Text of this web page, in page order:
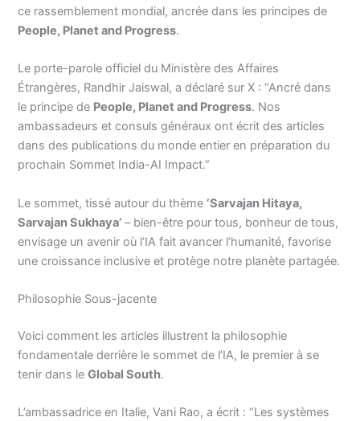
ce rassemblement mondial, ancrée dans les principes de
People, Planet and Progress.
Le porte-parole officiel du Ministère des Affaires
Étrangères, Randhir Jaiswal, a déclaré sur X : “Ancré dans
le principe de People, Planet and Progress. Nos
ambassadeurs et consuls généraux ont écrit des articles
dans des publications du monde entier en préparation du
prochain Sommet India-AI Impact.”
Le sommet, tissé autour du thème ‘Sarvajan Hitaya,
Sarvajan Sukhaya’ – bien-être pour tous, bonheur de tous,
envisage un avenir où l’IA fait avancer l’humanité, favorise
une croissance inclusive et protège notre planète partagée.
Philosophie Sous-jacente
Voici comment les articles illustrent la philosophie
fondamentale derrière le sommet de l’IA, le premier à se
tenir dans leGlobal South.
L’ambassadrice en Italie, Vani Rao, a écrit : “Les systèmes